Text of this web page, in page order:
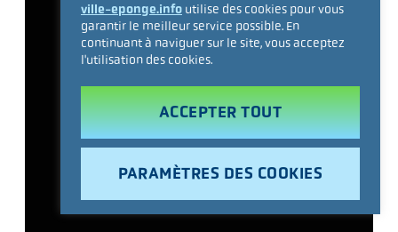
ville-eponge.info utilise des cookies pour vous
garantir le meilleur service possible. En
continuant à naviguer sur le site, vous acceptez
l'utilisation des cookies.
PARAMÈTRES DES COOKIES
ACCEPTER TOUT